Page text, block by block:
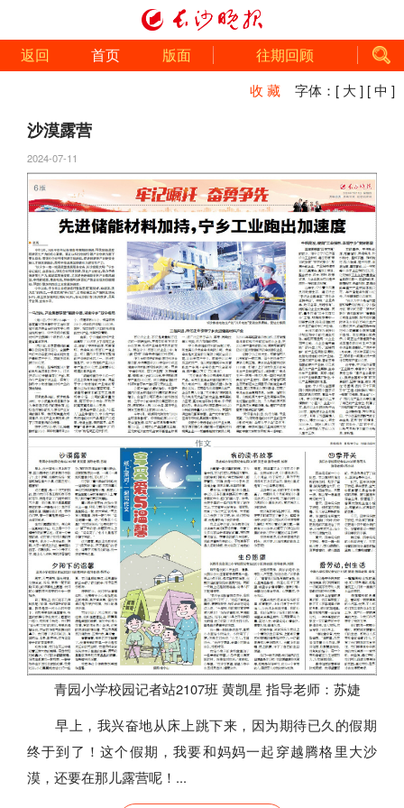
返回 首页 版面 往期回顾
收 藏 字体： [ 大 ] [ 中 ]
沙漠露营
2024-07-11
青园小学校园记者站2107班 黄凯星 指导老师：苏婕
早上，我兴奋地从床上跳下来，因为期待已久的假期
终于到了！这个假期，我要和妈妈一起穿越腾格里大沙
漠，还要在那儿露营呢！...